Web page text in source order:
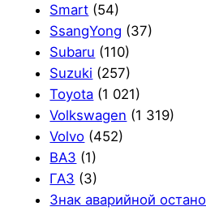
Smart (54)
SsangYong (37)
Subaru (110)
Suzuki (257)
Toyota (1 021)
Volkswagen (1 319)
Volvo (452)
ВАЗ (1)
ГАЗ (3)
Знак аварийной